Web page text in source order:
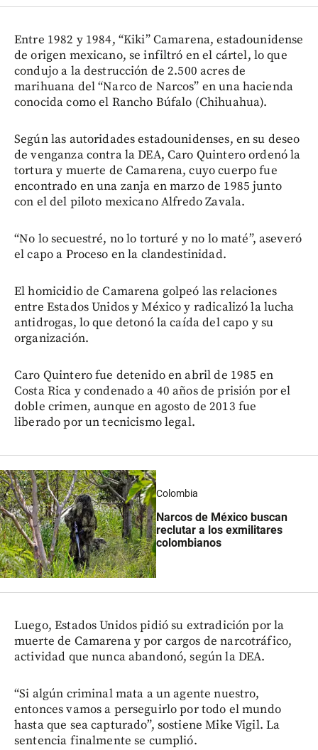
Entre 1982 y 1984, “Kiki” Camarena, estadounidense
de origen mexicano, se infiltró en el cártel, lo que
condujo a la destrucción de 2.500 acres de
marihuana del “Narco de Narcos” en una hacienda
conocida como el Rancho Búfalo (Chihuahua).
Según las autoridades estadounidenses, en su deseo
de venganza contra la DEA, Caro Quintero ordenó la
tortura y muerte de Camarena, cuyo cuerpo fue
encontrado en una zanja en marzo de 1985 junto
con el del piloto mexicano Alfredo Zavala.
“No lo secuestré, no lo torturé y no lo maté”, aseveró
el capo a Proceso en la clandestinidad.
El homicidio de Camarena golpeó las relaciones
entre Estados Unidos y México y radicalizó la lucha
antidrogas, lo que detonó la caída del capo y su
organización.
Caro Quintero fue detenido en abril de 1985 en
Costa Rica y condenado a 40 años de prisión por el
doble crimen, aunque en agosto de 2013 fue
liberado por un tecnicismo legal.
Colombia
Narcos de México buscan
reclutar a los exmilitares
colombianos
Luego, Estados Unidos pidió su extradición por la
muerte de Camarena y por cargos de narcotráfico,
actividad que nunca abandonó, según la DEA.
“Si algún criminal mata a un agente nuestro,
entonces vamos a perseguirlo por todo el mundo
hasta que sea capturado”, sostiene Mike Vigil. La
sentencia finalmente se cumplió.